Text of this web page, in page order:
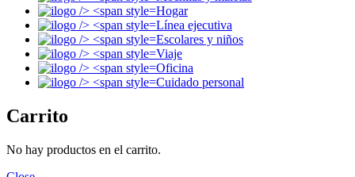
Hogar
Línea ejecutiva
Escolares y niños
Viaje
Oficina
Cuidado personal
Carrito
No hay productos en el carrito.